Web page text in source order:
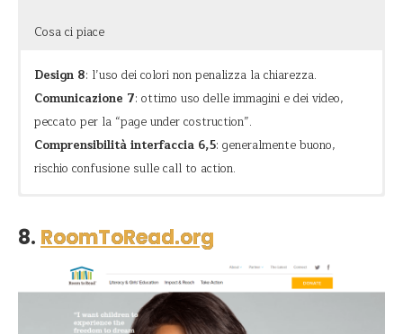
Cosa ci piace
Design 8: l’uso dei colori non penalizza la chiarezza.
Comunicazione 7: ottimo uso delle immagini e dei video,
peccato per la “page under costruction”.
Comprensibilità interfaccia 6,5: generalmente buono,
rischio confusione sulle call to action.
Allegria
Divertimento
individuale e collettivo.
impatta la loro azione che porta acqua. L’utilizzo di splendide
immagini e video, abbinati a font di grandi dimensioni e colori
audaci richiamano fortemente alle loro attività e all’impatto
sulle persone e sulla terra.
8. RoomToRead.org